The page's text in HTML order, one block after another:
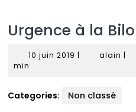
Urgence à la
10 juin 2019 10| alain |
min
Categories: Non classé